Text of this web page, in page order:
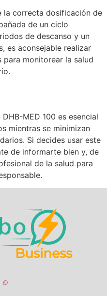
la correcta dosificación de
de un ciclo
de descanso y un
es aconsejable realizar
para monitorear la salud
MED 100 es esencial
mientras se minimizan
Si decides usar este
de informarte bien y, de
de la salud para